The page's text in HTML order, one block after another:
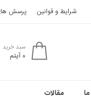
شرایط و قوانین پرسش
سبد خرید
0آیتم
مقالات